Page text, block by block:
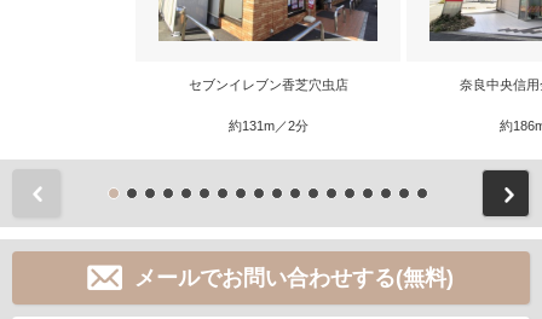
セブンイレブン香芝穴虫店
約131m／2分
奈良中央信
約
メールでお問い合わせする(無料)